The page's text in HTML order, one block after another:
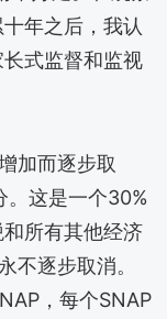
年之后，我认
式监督和监视
加而逐步取
。这是一个30%
所有其他经济
不逐步取消。
，每个SNAP